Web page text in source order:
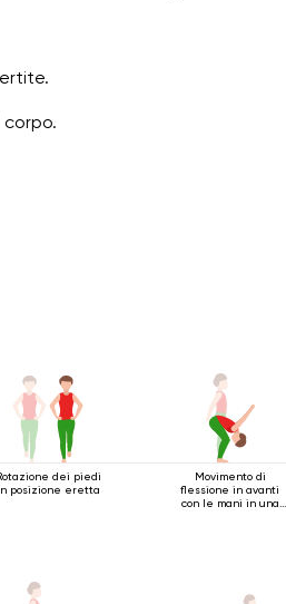
dei piedi
posizione eretta
Movimento di
flessione in avanti
con le mani in una